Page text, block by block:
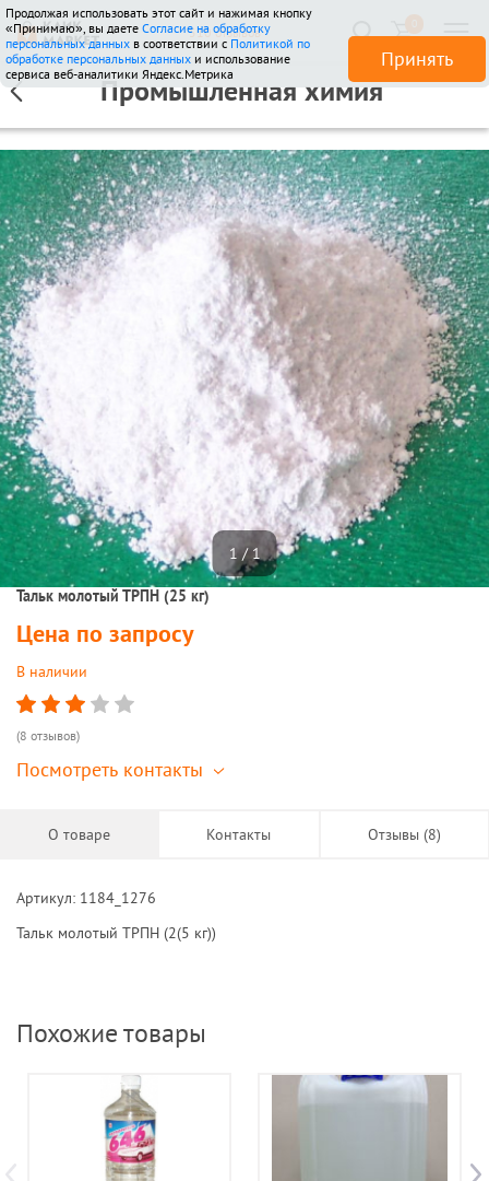
510 отзывов
Продолжая использовать этот сайт и нажимая кнопку
«Принимаю», вы даете Согласие на обработку
персональных данных в соответствии с Политикой по
обработке персональных данных и использование
сервиса веб-аналитики Яндекс.Метрика
Принять
Промышленная химия
1 / 1
Тальк молотый ТРПН (25 кг)
Цена по запросу
В наличии
(8 отзывов)
Посмотреть контакты
О товаре Контакты Отзывы (8)
Артикул: 1184_1276
Тальк молотый ТРПН (2(5 кг))
Похожие товары